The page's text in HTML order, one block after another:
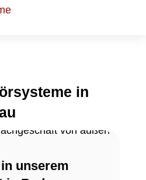
in
unserem